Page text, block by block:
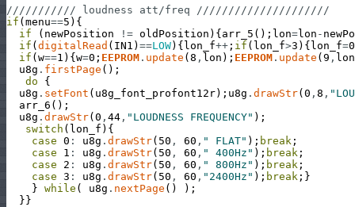
/////////// loudness att/freq /////////////////////
if (menu==5 ) {
if
( newPosition != oldPosition ) {arr_5 ( ) ; lon=lon -
if (digitalRead ( IN1 ) ==LOW) {lon_f++ ; if ( lon_f>3 ) {lon_f=0
if (w==1 ) {w=0 ; EEPROM . update (8 , lon ) ; EEPROM . update (9 ,
u8g . firstPage ( ) ;
do
{
u8g . setFont ( u8g_font_profont12r) ; u8g . drawStr(0 , 8 ,
arr_6 ( ) ;
u8g . drawStr(0 , 44 , "LOUDNESS FREQUENCY" ) ;
switch ( lon_f ) {
case 0 : u8g . drawStr( 50 , 60 , " FLAT" ) ; break ;
case
1 : u8g . drawStr( 50 , 60 , " 400Hz" ) ; break ;
case
2 : u8g . drawStr( 50 , 60 , " 800Hz" ) ; break ;
case 3 : u8g . drawStr( 50 , 60 , "2400Hz" ) ; break ; }
} while ( u8g . nextPage ( ) ) ;
}}